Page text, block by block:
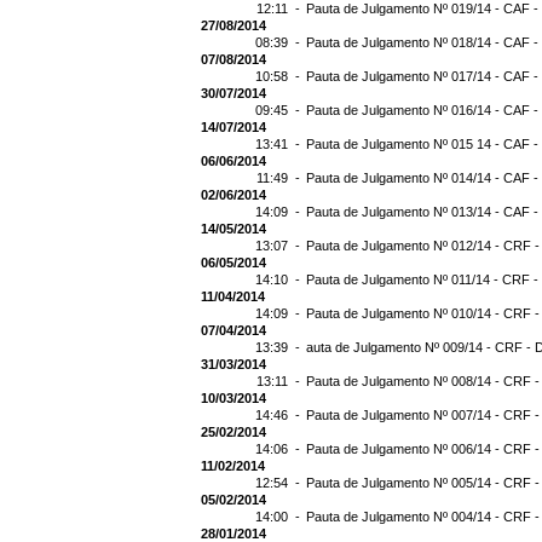
12:11 - Pauta de Julgamento Nº 019/14 - CAF
27/08/2014
08:39 - Pauta de Julgamento Nº 018/14 - CAF
07/08/2014
10:58 - Pauta de Julgamento Nº 017/14 - CAF -
30/07/2014
09:45 - Pauta de Julgamento Nº 016/14 - CAF
14/07/2014
13:41 - Pauta de Julgamento Nº 015 14 - CAF
06/06/2014
11:49 - Pauta de Julgamento Nº 014/14 - CAF -
02/06/2014
14:09 - Pauta de Julgamento Nº 013/14 - CAF
14/05/2014
13:07 - Pauta de Julgamento Nº 012/14 - CRF
06/05/2014
14:10 - Pauta de Julgamento Nº 011/14 - CRF
11/04/2014
14:09 - Pauta de Julgamento Nº 010/14 - CRF
07/04/2014
13:39 - auta de Julgamento Nº 009/14 - CRF -
31/03/2014
13:11 - Pauta de Julgamento Nº 008/14 - CRF
10/03/2014
14:46 - Pauta de Julgamento Nº 007/14 - CRF
25/02/2014
14:06 - Pauta de Julgamento Nº 006/14 - CRF
11/02/2014
12:54 - Pauta de Julgamento Nº 005/14 - CRF
05/02/2014
14:00 - Pauta de Julgamento Nº 004/14 - CRF
28/01/2014